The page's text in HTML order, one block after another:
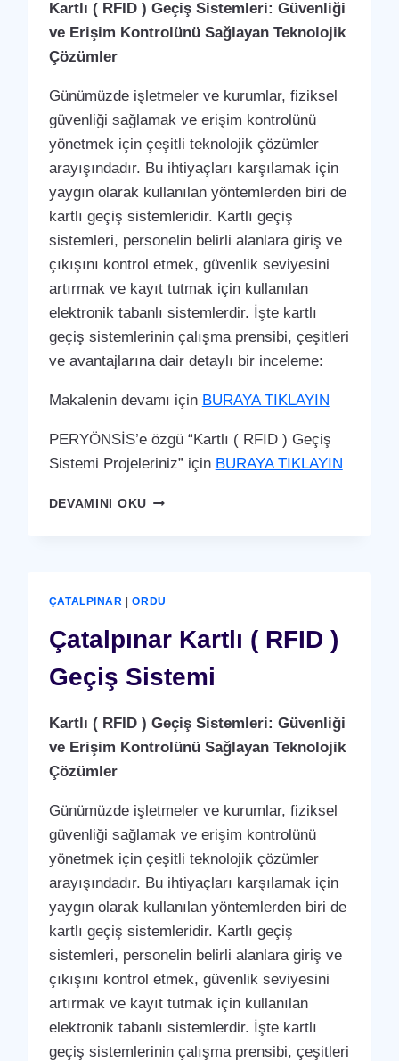
Kartlı ( RFID ) Geçiş Sistemleri: Güvenliği
ve Erişim Kontrolünü Sağlayan Teknolojik
Çözümler
Günümüzde işletmeler ve kurumlar, fiziksel
güvenliği sağlamak ve erişim kontrolünü
yönetmek için çeşitli teknolojik çözümler
arayışındadır. Bu ihtiyaçları karşılamak için
yaygın olarak kullanılan yöntemlerden biri de
kartlı geçiş sistemleridir. Kartlı geçiş
sistemleri, personelin belirli alanlara giriş ve
çıkışını kontrol etmek, güvenlik seviyesini
artırmak ve kayıt tutmak için kullanılan
elektronik tabanlı sistemlerdir. İşte kartlı
geçiş sistemlerinin çalışma prensibi, çeşitleri
ve avantajlarına dair detaylı bir inceleme:
Makalenin devamı için BURAYA TIKLAYIN
PERYÖNSİS’e özgü “Kartlı ( RFID ) Geçiş
Sistemi Projeleriniz” için BURAYA TIKLAYIN
DEVAMINI OKUÇAYBAŞI
ÇATALPINAR |ORDU
Çatalpınar Kartlı ( RFID )
Geçiş Sistemi
Kartlı ( RFID ) Geçiş Sistemleri: Güvenliği
ve Erişim Kontrolünü Sağlayan Teknolojik
Çözümler
Günümüzde işletmeler ve kurumlar, fiziksel
güvenliği sağlamak ve erişim kontrolünü
yönetmek için çeşitli teknolojik çözümler
arayışındadır. Bu ihtiyaçları karşılamak için
yaygın olarak kullanılan yöntemlerden biri de
kartlı geçiş sistemleridir. Kartlı geçiş
sistemleri, personelin belirli alanlara giriş ve
çıkışını kontrol etmek, güvenlik seviyesini
artırmak ve kayıt tutmak için kullanılan
elektronik tabanlı sistemlerdir. İşte kartlı
geçiş sistemlerinin çalışma prensibi, çeşitleri